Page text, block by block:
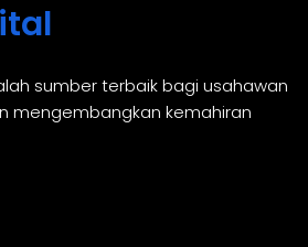
sumber terbaik bagi usahawan
mengembangkan kemahiran